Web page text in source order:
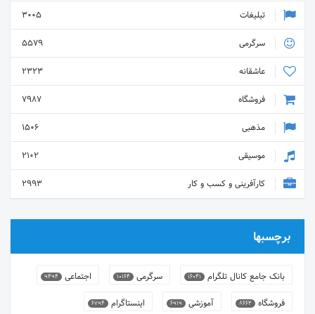
تبلیغات
3005
سرگرمی
5579
عاشقانه
2323
فروشگاه
7987
مذهبی
1506
موسیقی
2102
کارآفرینی و کسب و کار
2993
برچسبها
بانک جامع کانال تلگرام 16041 سرگرمی 10164 اجتماعی 9494
فروشگاه 8662 آموزشی 6919 اینستاگرام 6794